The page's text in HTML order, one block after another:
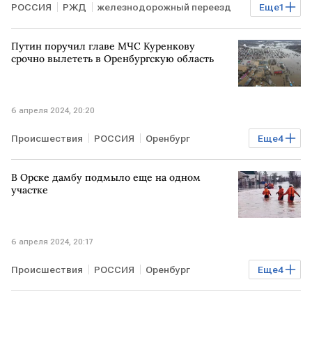
Еще1
РОССИЯ РЖД железнодорожный переезд
наушники
Путин поручил главе МЧС Куренкову
срочно вылететь в Оренбургскую область
6 апреля 2024, 20:20
Еще4
Происшествия РОССИЯ Оренбург
Оренбургская область подтопление
Владимир Путин
В Орске дамбу подмыло еще на одном
участке
6 апреля 2024, 20:17
Еще4
Происшествия РОССИЯ Оренбург
Оренбургская область подтопление